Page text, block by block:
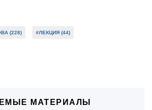
(228) #ЛЕКЦИЯ (44)
МАТЕРИАЛЫ